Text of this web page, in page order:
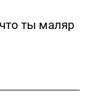
ты маляр